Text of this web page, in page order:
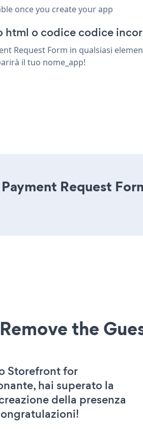
once you create your app
o codice codice
Request Form in qualsiasi
il tuo nome_app!
Request
Remove the
Storefront for
hai superato la
della presenza